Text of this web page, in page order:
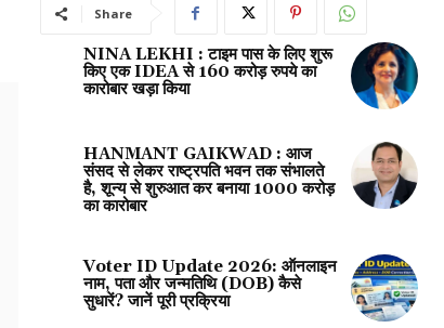
Share
NINA LEKHI : टाइम पास के लिए शुरू
किए एक IDEA से 160 करोड़ रुपये का
कारोबार खड़ा किया
HANMANT GAIKWAD : आज
संसद से लेकर राष्ट्रपति भवन तक संभालते
है, शून्य से शुरुआत कर बनाया 1000 करोड़
का कारोबार
Voter ID Update 2026: ऑनलाइन
नाम, पता और जन्मतिथि (DOB) कैसे
सुधारें? जानें पूरी प्रक्रिया